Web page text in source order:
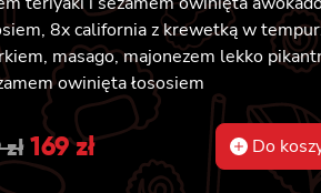
8x california z krewetką w
masago, majonezem lekko
owinięta łososiem
zł Original
price
169złCurrent
price
Do